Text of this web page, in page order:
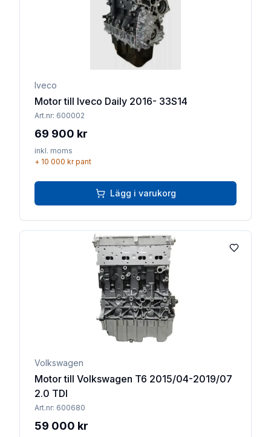
Iveco
Motor till Iveco Daily 2016- 33S14
Art.nr: 600002
69 900 kr
inkl. moms
+ 10 000 krpant
Lägg i varukorg
Lägg till
Volkswagen
Motor till Volkswagen T6 2015/04-2019/07
2.0 TDI
Art.nr: 600680
59 000 kr